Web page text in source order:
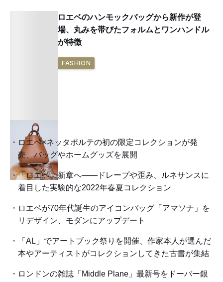
ロエベのハンモックバッグから新作が登
場、丸みを帯びたフォルムとワンハンドル
が特徴
FASHION
ロエベ×ネッタポルテの初の限定コレクションが発
売、バッグやホームグッズを展開
「ロエベ」新章へ——ドレープや歪み、ルネサンスに
着目した実験的な2022年春夏コレクション
ロエベが70年代誕生のアイコンバッグ「アマソナ」を
リデザイン、モダンにアップデート
「AL」でアートブック祭りを開催、作家本人が選んだ
本やアーティストがコレクションしてきた古書が集結
ロンドンの雑誌「Middle Plane」最新号をドーバー銀